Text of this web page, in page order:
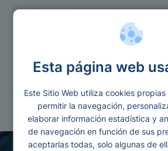
Esta página web
Este Sitio Web utiliza cookies
permitir la navegación,
elaborar información estadística y
de navegación en función de sus
aceptarlas todas, solo algunas de
Media markt financiacion
Redactado por Ana
Gonzalez
Eva